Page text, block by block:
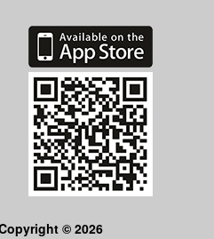
© 2026